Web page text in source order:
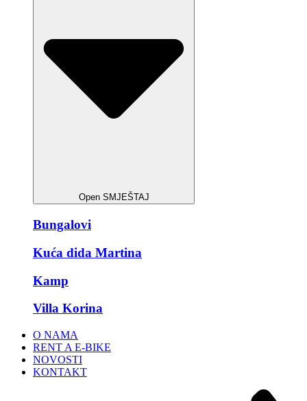
Open SMJEŠTAJ
Bungalovi
Kuća dida Martina
Kamp
Villa Korina
O NAMA
RENT A E-BIKE
NOVOSTI
KONTAKT